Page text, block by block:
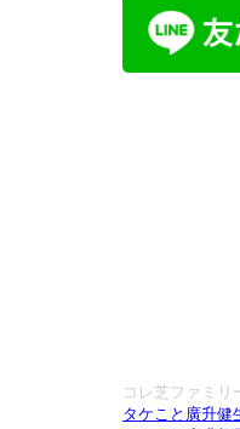
コレ芝ファミリ
タケこと廣升健